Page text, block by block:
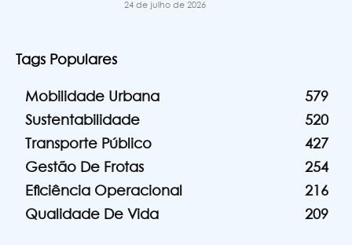
24 de julho de 2026
Tags Populares
Mobilidade Urbana
579
Sustentabilidade
520
Transporte Público
427
Gestão De Frotas
254
Eficiência Operacional
216
Qualidade De Vida
209